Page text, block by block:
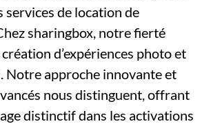
services de location de
sharingbox, notre fierté
d’expériences photo et
Notre approche innovante et
nous distinguent, offrant
distinctif dans les activations